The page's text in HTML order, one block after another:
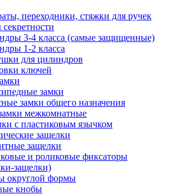
переходники, стяжки для ручек
3-4 класса (самые защищенные)
1-2 класса
для цилиндров
ключей
замки
замки общего назначения
межкомнатные
с пластиковым язычком
защелки
защелки
и роликовые фиксаторы
защелки)
округлой формы
кнобы